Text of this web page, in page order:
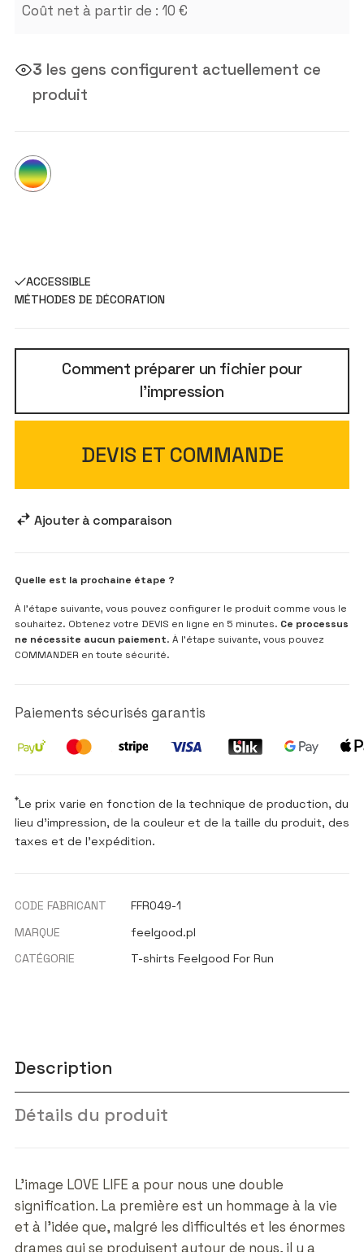
Coût net à partir de : 10 €
3 les gens configurent actuellement ce
produit
ACCESSIBLE
MÉTHODES DE DÉCORATION
Comment préparer un fichier pour
l'impression
DEVIS ET COMMANDE
Ajouter à comparaison
Quelle est la prochaine étape ?
À l’étape suivante, vous pouvez configurer le produit comme vous le
souhaitez. Obtenez votre DEVIS en ligne en 5 minutes. Ce processus
ne nécessite aucun paiement. À l’étape suivante, vous pouvez
COMMANDER en toute sécurité.
Paiements sécurisés garantis
*Le prix varie en fonction de la technique de production, du
lieu d'impression, de la couleur et de la taille du produit, des
taxes et de l'expédition.
CODE FABRICANT
FFR049-1
MARQUE
feelgood.pl
CATÉGORIE
T-shirts Feelgood For Run
Description
Détails du produit
L'image LOVE LIFE a pour nous une double
signification. La première est un hommage à la vie
et à l'idée que, malgré les difficultés et les énormes
drames qui se produisent autour de nous, il y a